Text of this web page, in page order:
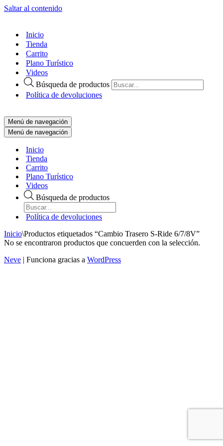
Saltar al contenido
Inicio
Tienda
Carrito
Plano Turístico
Videos
Búsqueda de productos
Política de devoluciones
Menú de navegación
Menú de navegación
Inicio
Tienda
Carrito
Plano Turístico
Videos
Búsqueda de productos
Política de devoluciones
Inicio\Productos etiquetados “Cambio Trasero S-Ride 6/7/8V”
No se encontraron productos que concuerden con la selección.
Neve | Funciona gracias a WordPress